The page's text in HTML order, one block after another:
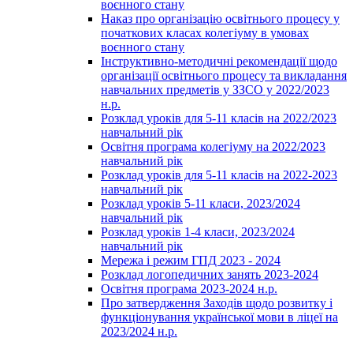
воєнного стану
Наказ про організацію освітнього процесу у
початкових класах колегіуму в умовах
воєнного стану
Інструктивно-методичні рекомендації щодо
організації освітнього процесу та викладання
навчальних предметів у ЗЗСО у 2022/2023
н.р.
Розклад уроків для 5-11 класів на 2022/2023
навчальний рік
Освітня програма колегіуму на 2022/2023
навчальний рік
Розклад уроків для 5-11 класів на 2022-2023
навчальний рік
Розклад уроків 5-11 класи, 2023/2024
навчальний рік
Розклад уроків 1-4 класи, 2023/2024
навчальний рік
Мережа і режим ГПД 2023 - 2024
Розклад логопедичних занять 2023-2024
Освітня програма 2023-2024 н.р.
Про затвердження Заходів щодо розвитку і
функціонування української мови в ліцеї на
2023/2024 н.р.